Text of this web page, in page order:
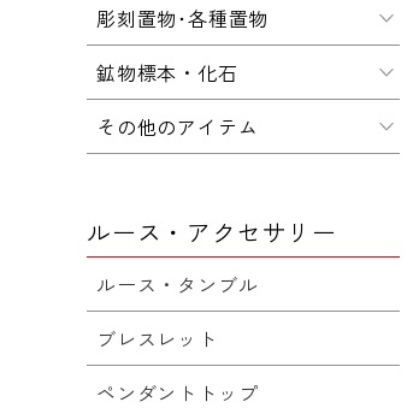
彫刻置物･各種置物
鉱物標本・化石
その他のアイテム
ルース・アクセサリー
ルース・タンブル
ブレスレット
ペンダントトップ